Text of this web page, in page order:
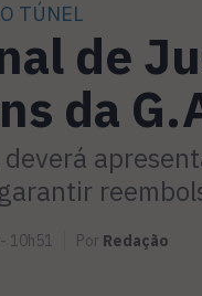
TÚNEL
de
da
deverá
10h51 Por Redação